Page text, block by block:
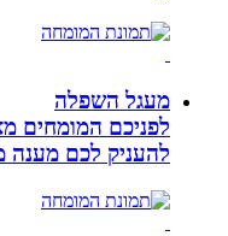
מעגל השפלה
לפניכם המומחים
להעניק לכם מענה